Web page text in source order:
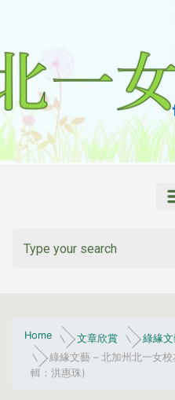
Home 文章欣賞
綠緣
綠緣文藝 – 北加州北一女
輯：洪惠珠)